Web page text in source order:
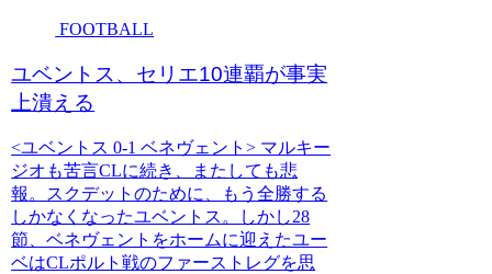
FOOTBALL
ユベントス、セリエ10連覇が事実
上潰える
<ユベントス 0-1 ベネヴェント> マルキー
ジオも苦言CLに続き、またしても悲
報。スクデットのために、もう全勝する
しかなくなったユベントス。しかし28
節、ベネヴェントをホームに迎えたユー
ベはCLポルト戦のファーストレグを思